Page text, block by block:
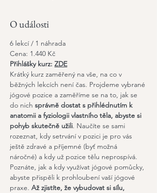
O události
6 lekcí / 1 náhrada
Cena: 1.440 Kč
Přihlášky kurz: ZDE
Krátký kurz zaměřený na vše, na co v
běžných lekcích není čas. Projdeme vybrané
jógové pozice a zaměříme se na to, jak se
do nich správně dostat s přihlédnutím k
anatomii a fyziologii vlastního těla, abyste si
pohyb skutečně užili. Naučíte se sami
rozeznat, kdy setrvání v pozici je pro vás
ještě zdravé a příjemné (byť možná
náročné) a kdy už pozice tělu neprospívá.
Poznáte, jak a kdy využívat jógové pomůcky,
abyste přispěli k prohloubení vaší jógové
praxe. Až zjistíte, že vybudovat si sílu,